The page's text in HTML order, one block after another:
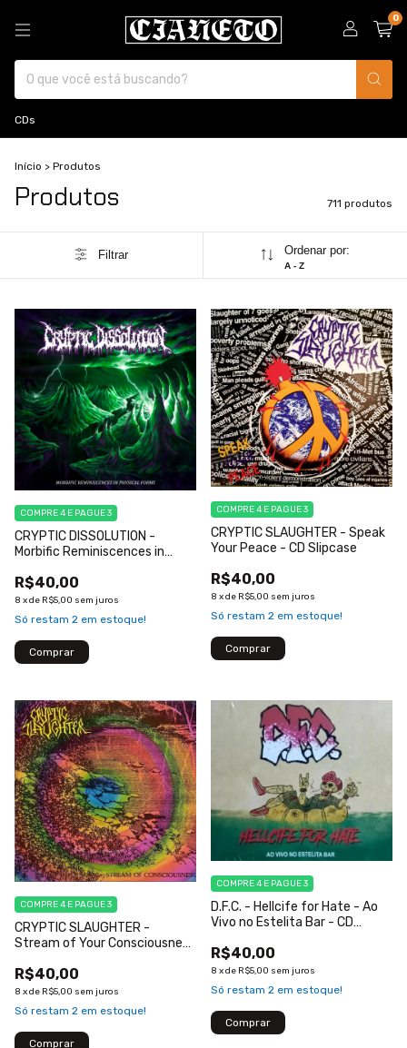
0
CDs
Início > Produtos
Produtos 711 produtos
Filtrar Ordenar por:
A - Z
CRYPTIC DISSOLUTION -
Morbific Reminiscences in
R$40,00
8 xde R$5,00 sem juros
COMPRE 4 E PAGUE 3
Só restam 2 em estoque!
CRYPTIC SLAUGHTER - Speak
Your Peace - CD Slipcase
R$40,00
8 xde R$5,00 sem juros
COMPRE 4 E PAGUE 3
Só restam 2 em estoque!
CRYPTIC SLAUGHTER -
Stream of Your Consciousness
R$40,00
8 xde R$5,00 sem juros
COMPRE 4 E PAGUE 3
Só restam 2 em estoque!
D.F.C. - Hellcife for Hate - Ao
Vivo no Estelita Bar - CD
R$40,00
8 xde R$5,00 sem juros
COMPRE 4 E PAGUE 3
Só restam 2 em estoque!